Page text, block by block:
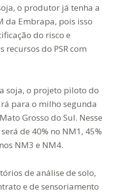
o produtor já tenha a
da Embrapa, pois isso
do risco e
do PSR com
soja, o projeto piloto do
para o milho segunda
Grosso do Sul. Nesse
de 40% no NM1, 45%
NM3 e NM4.
de análise de solo,
e de sensoriamento